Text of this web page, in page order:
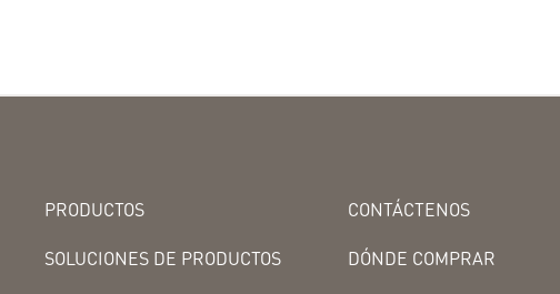
PRODUCTOS
SOLUCIONES DE PRODUCTOS
CONTÁCTENOS
DÓNDE COMPRAR